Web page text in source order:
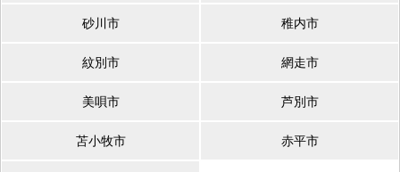
砂川市 稚内市
紋別市 網走市
美唄市 芦別市
苫小牧市 赤平市